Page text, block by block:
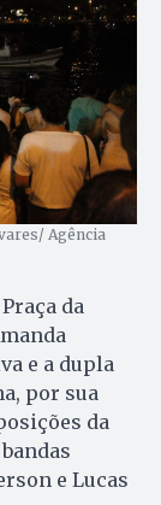
Agência
da
e a dupla
por sua
da
e Lucas